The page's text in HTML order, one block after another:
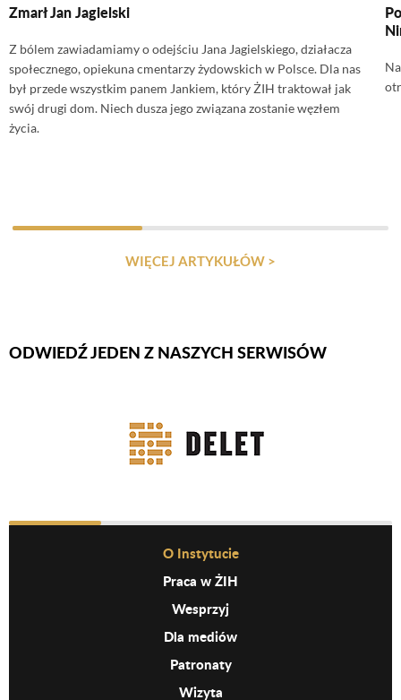
Zmarł Jan Jagielski
Z bólem zawiadamiamy o odejściu Jana Jagielskiego, działacza
społecznego, opiekuna cmentarzy żydowskich w Polsce. Dla nas
był przede wszystkim panem Jankiem, który ŻIH traktował jak
swój drugi dom. Niech dusza jego związana zostanie węzłem
życia.
WIĘCEJ ARTYKUŁÓW >
Firmy Rotator
ODWIEDŹ JEDEN Z NASZYCH SERWISÓW
Before Footer MenuO Instytucie
Praca w ŻIH
Wesprzyj
Dla mediów
Patronaty
Wizyta